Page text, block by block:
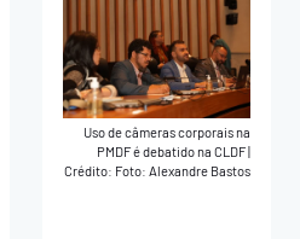
Uso de câmeras corporais na
PMDF é debatido na CLDF|
Crédito: Foto: Alexandre Bastos